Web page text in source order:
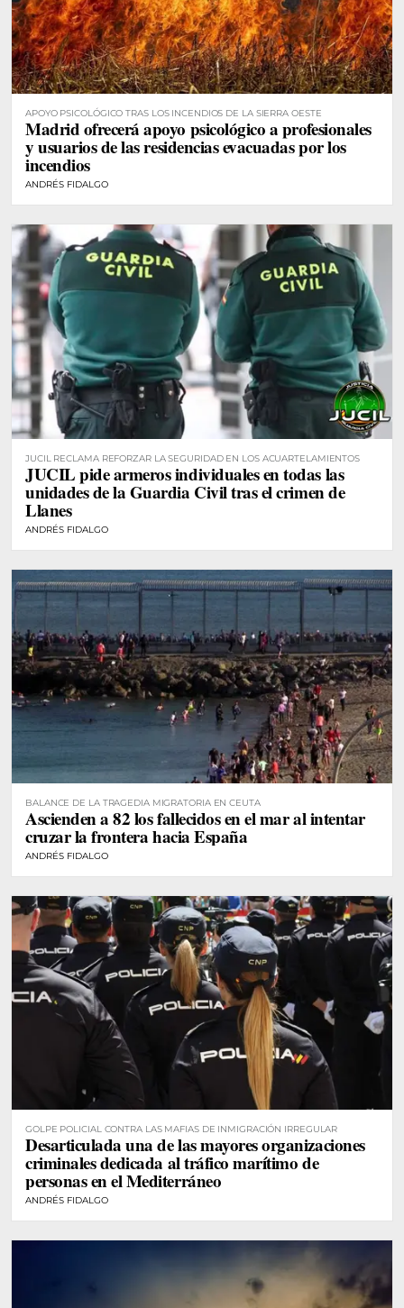
APOYO PSICOLÓGICO TRAS LOS INCENDIOS DE LA SIERRA OESTE
Madrid ofrecerá apoyo psicológico a profesionales
y usuarios de las residencias evacuadas por los
incendios
ANDRÉS FIDALGO
JUCIL RECLAMA REFORZAR LA SEGURIDAD EN LOS ACUARTELAMIENTOS
JUCIL pide armeros individuales en todas las
unidades de la Guardia Civil tras el crimen de
Llanes
ANDRÉS FIDALGO
BALANCE DE LA TRAGEDIA MIGRATORIA EN CEUTA
Ascienden a 82 los fallecidos en el mar al intentar
cruzar la frontera hacia España
ANDRÉS FIDALGO
GOLPE POLICIAL CONTRA LAS MAFIAS DE INMIGRACIÓN IRREGULAR
Desarticulada una de las mayores organizaciones
criminales dedicada al tráfico marítimo de
personas en el Mediterráneo
ANDRÉS FIDALGO